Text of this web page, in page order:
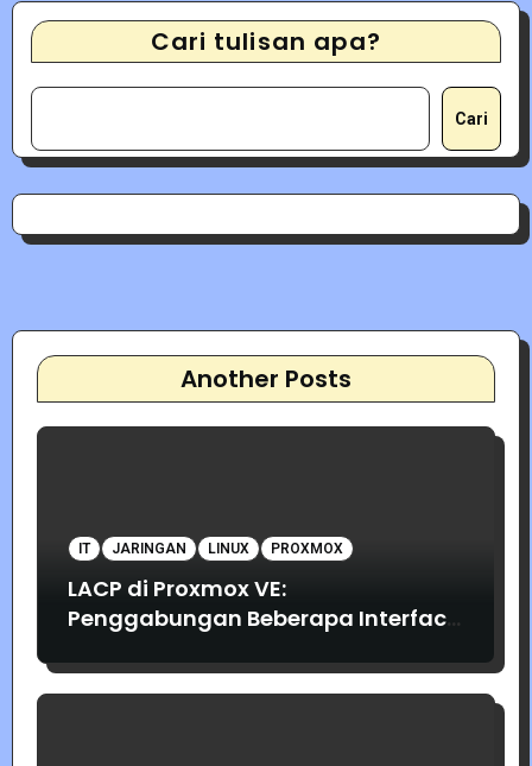
Cari tulisan apa?
Cari
Another Posts
IT JARINGAN LINUX PROXMOX
LACP di Proxmox VE:
Penggabungan Beberapa Interface